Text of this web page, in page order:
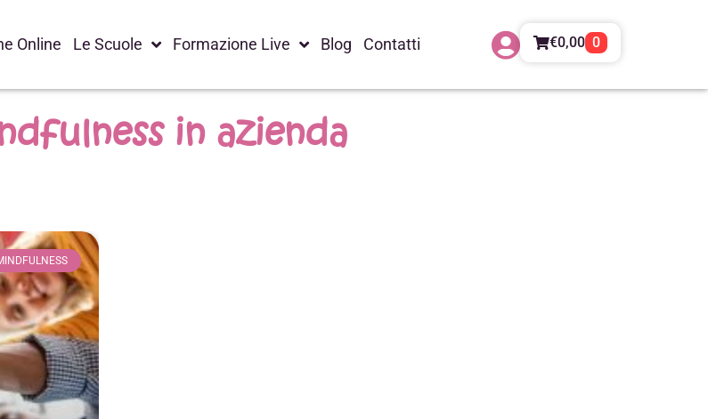
Online Le Scuole Formazione Live Blog Contatti €0,00 0
in azienda